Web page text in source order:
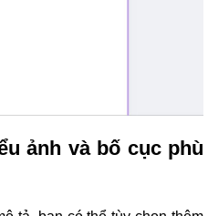
ảnh và bố cục phù